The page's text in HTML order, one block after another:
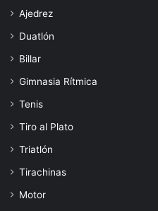
Ajedrez
Duatlón
Billar
Gimnasia Rítmica
Tenis
Tiro al Plato
Triatlón
Tirachinas
Motor